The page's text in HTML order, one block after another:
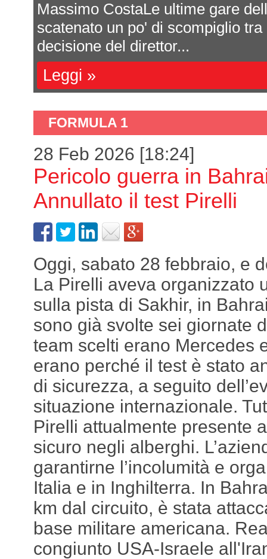
Massimo CostaLe ultime gare
scatenato un po' di scompiglio
decisione del direttor...
Leggi »
FORMULA 1
28 Feb 2026 [18:24]
Pericolo guerra in
Annullato il test Pirelli
Oggi, sabato 28 febbraio, e
La Pirelli aveva organizzato
sulla pista di Sakhir, in
sono già svolte sei giornate
team scelti erano Mercedes
erano perché il test è stato
di sicurezza, a seguito
situazione internazionale.
Pirelli attualmente presente
sicuro negli alberghi.
garantirne l’incolumità e
Italia e in Inghilterra. In
km dal circuito, è stata
base militare americana.
congiunto USA-Israele